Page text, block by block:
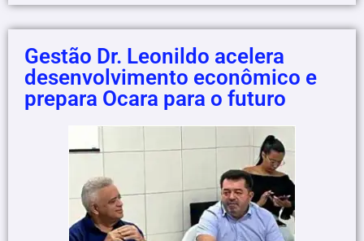
Gestão Dr. Leonildo acelera
desenvolvimento econômico e
prepara Ocara para o futuro